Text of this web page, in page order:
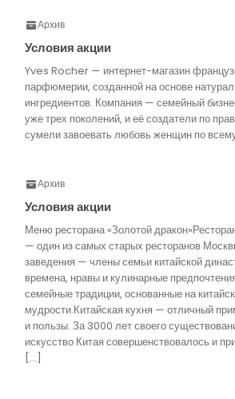
Архив
Условия акции
Yves Rocher — интернет-магазин
парфюмерии, созданной на основе
ингредиентов. Компания — семейный
уже трех поколений, и её создатели по
сумели завоевать любовь женщин по
Архив
Условия акции
Меню ресторана «Золотой
— один из самых старых ресторанов
заведения — члены семьи китайской
времена, нравы и кулинарные
семейные традиции, основанные на
мудрости.Китайская кухня — отличный
и пользы. За 3000 лет своего
искусство Китая совершенствовалось и
[…]